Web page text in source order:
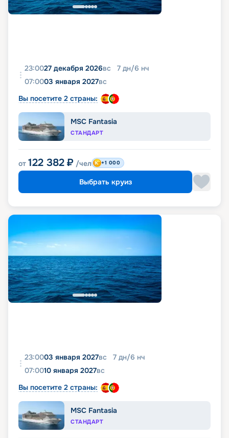
23:0027 декабря 2026вс 7 дн/6 нч
07:0003 января 2027вс
Вы посетите 2 страны:
MSC Fantasia
СТАНДАРТ
от 122 382 ₽ /чел +1 000
Выбрать круиз
23:0003 января 2027вс 7 дн/6 нч
07:0010 января 2027вс
Вы посетите 2 страны:
MSC Fantasia
СТАНДАРТ